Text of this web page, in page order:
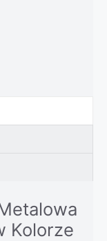
Kolorze